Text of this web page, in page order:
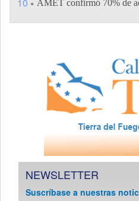
10 AMET confirmó 70% de
NEWSLETTER
Suscríbase a nuestras